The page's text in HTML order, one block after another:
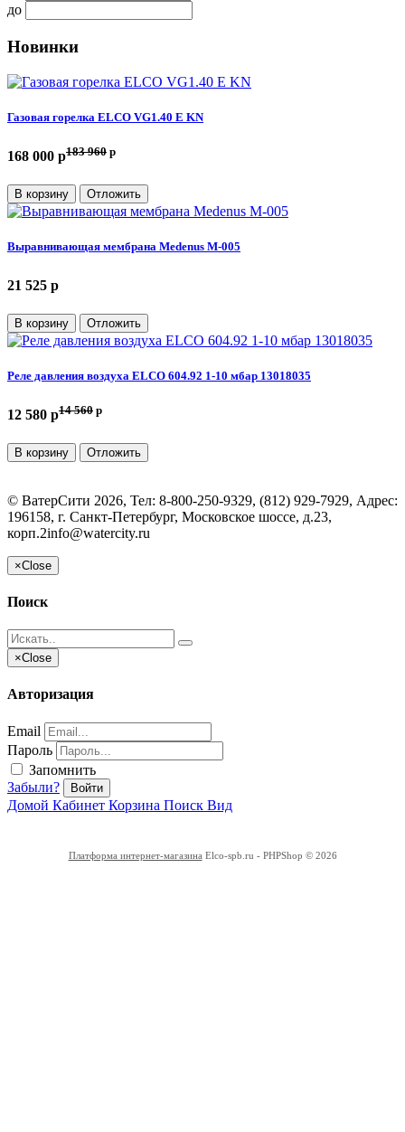
до
Новинки
Газовая горелка ELCO VG1.40 E KN
168 000 p183 960 p
В корзину Отложить
Выравнивающая мембрана Medenus M-005
21 525 p
В корзину Отложить
Реле давления воздуха ELCO 604.92 1-10 мбар 13018035
12 580 p14 560 p
В корзину Отложить
© ВатерСити 2026, Тел: 8-800-250-9329, (812) 929-7929, Адрес:
196158, г. Санкт-Петербург, Московское шоссе, д.23,
корп.2info@watercity.ru
×Close
Поиск
×Close
Авторизация
Email
Пароль
Запомнить
Забыли?
Войти
Домой Кабинет Корзина Поиск Вид
Платформа интернет-магазина Elco-spb.ru - PHPShop © 2026